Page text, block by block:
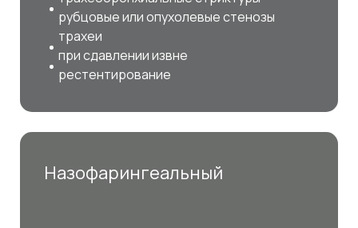
рубцовые или опухолевые стенозы
трахеи
при сдавлении извне
рестентирование
Назофарингеальный